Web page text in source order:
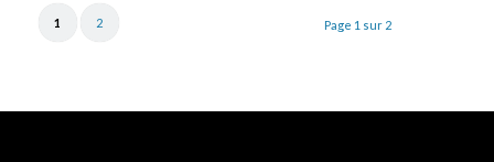
Page 1 sur 2
1 2